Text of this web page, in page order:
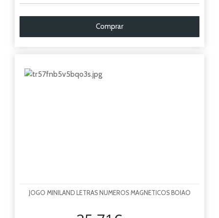
Comprar
JOGO MINILAND LETRAS NUMEROS MAGNETICOS BOIAO